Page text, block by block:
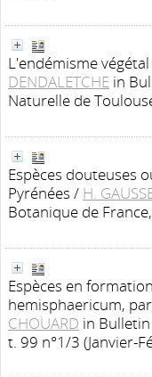
L'endémisme
DENDALETCHE in
Naturelle de
Espèces douteuses
Pyrénées / H.
Botanique de
Espèces en
hemisphaericum,
CHOUARD in
t. 99 n°1/3 (Janvier-